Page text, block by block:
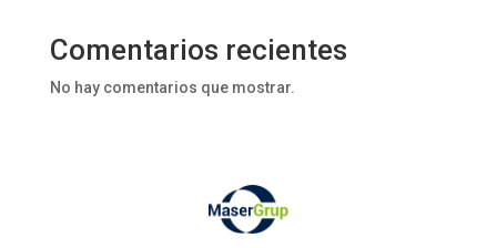
Comentarios recientes
No hay comentarios que mostrar.